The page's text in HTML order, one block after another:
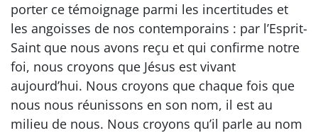
porter ce témoignage parmi les incertitudes et
les angoisses de nos contemporains : par l’Esprit-
Saint que nous avons reçu et qui confirme notre
foi, nous croyons que Jésus est vivant
aujourd’hui. Nous croyons que chaque fois que
nous nous réunissons en son nom, il est au
milieu de nous. Nous croyons qu’il parle au nom